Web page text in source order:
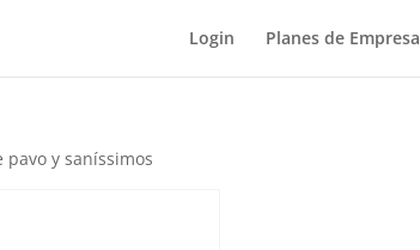
Login Planes de Empresa
y saníssimos